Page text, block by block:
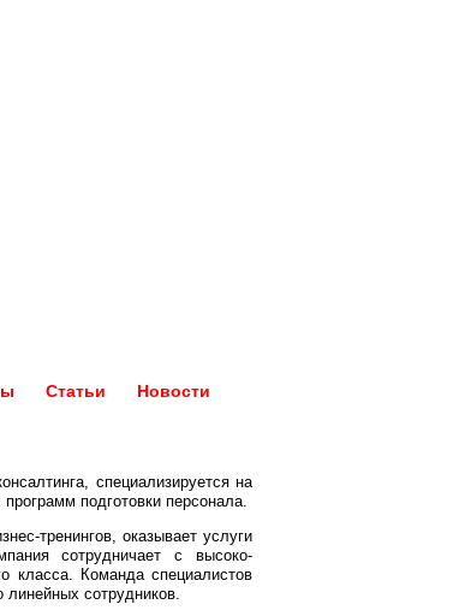
Статьи Новости
специализируется на
подготовки персонала.
тренингов, оказывает услуги
сотрудничает с высоко-
класса. Команда специалистов
линейных сотрудников.